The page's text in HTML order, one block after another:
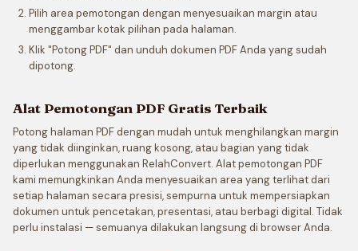
Pilih area pemotongan dengan menyesuaikan margin atau
menggambar kotak pilihan pada halaman.
Klik "Potong PDF" dan unduh dokumen PDF Anda yang sudah
dipotong.
Alat Pemotongan PDF Gratis Terbaik
Potong halaman PDF dengan mudah untuk menghilangkan margin
yang tidak diinginkan, ruang kosong, atau bagian yang tidak
diperlukan menggunakan RelahConvert. Alat pemotongan PDF
kami memungkinkan Anda menyesuaikan area yang terlihat dari
setiap halaman secara presisi, sempurna untuk mempersiapkan
dokumen untuk pencetakan, presentasi, atau berbagi digital. Tidak
perlu instalasi — semuanya dilakukan langsung di browser Anda.